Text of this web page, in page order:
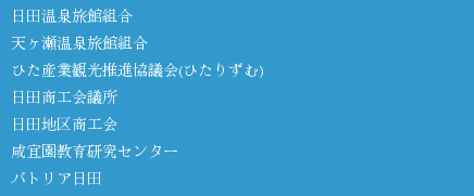
日田温泉旅館組合
天ヶ瀬温泉旅館組合
ひた産業観光推進協議会(ひたりずむ)
日田商工会議所
日田地区商工会
咸宜園教育研究センター
パトリア日田